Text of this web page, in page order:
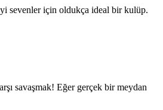
sevenler için oldukça ideal bir kulüp.
savaşmak! Eğer gerçek bir meydan